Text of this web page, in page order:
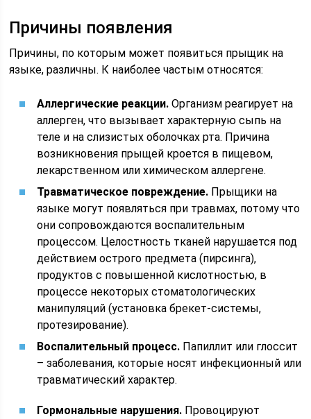
Причины появления
Причины, по которым может появиться прыщик на
языке, различны. К наиболее частым относятся:
Аллергические реакции. Организм реагирует на
аллерген, что вызывает характерную сыпь на
теле и на слизистых оболочках рта. Причина
возникновения прыщей кроется в пищевом,
лекарственном или химическом аллергене.
Травматическое повреждение. Прыщики на
языке могут появляться при травмах, потому что
они сопровождаются воспалительным
процессом. Целостность тканей нарушается под
действием острого предмета (пирсинга),
продуктов с повышенной кислотностью, в
процессе некоторых стоматологических
манипуляций (установка брекет-системы,
протезирование).
Воспалительный процесс. Папиллит или глоссит
– заболевания, которые носят инфекционный или
травматический характер.
Гормональные нарушения. Провоцируют